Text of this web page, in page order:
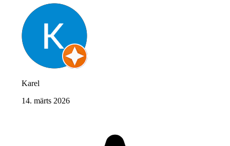
Karel
14. märts 2026